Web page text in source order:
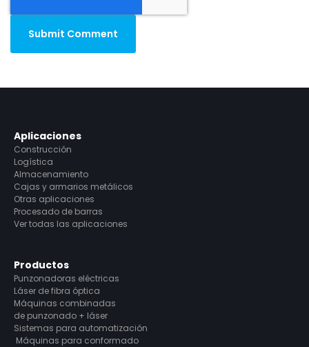
Productos
Punzonadoras eléctricas
Láser de fibra óptica
Máquinas combinadas
de punzonado + láser
Sistemas para automatización
Máquinas para conformado
Aplicaciones
Construcción
Logística
Almacenamiento
Cajas y armarios metálicos
Otras aplicaciones
Procesado de barras
Ver todas las aplicaciones